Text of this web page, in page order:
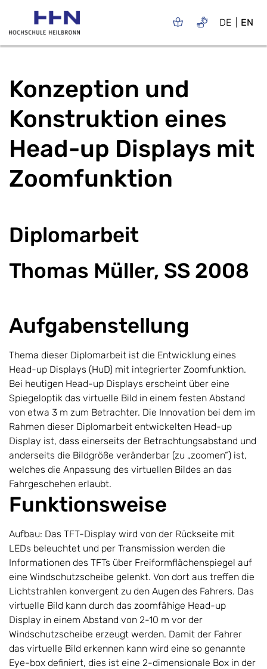
DE EN
Konzeption und
Konstruktion eines
Head-up Displays mit
Zoomfunktion
Diplomarbeit
Thomas Müller, SS 2008
Aufgabenstellung
Thema dieser Diplomarbeit ist die Entwicklung eines
Head-up Displays (HuD) mit integrierter Zoomfunktion.
Bei heutigen Head-up Displays erscheint über eine
Spiegeloptik das virtuelle Bild in einem festen Abstand
von etwa 3 m zum Betrachter. Die Innovation bei dem im
Rahmen dieser Diplomarbeit entwickelten Head-up
Display ist, dass einerseits der Betrachtungsabstand und
anderseits die Bildgröße veränderbar (zu „zoomen“) ist,
welches die Anpassung des virtuellen Bildes an das
Fahrgeschehen erlaubt.
Funktionsweise
Aufbau: Das TFT-Display wird von der Rückseite mit
LEDs beleuchtet und per Transmission werden die
Informationen des TFTs über Freiformflächenspiegel auf
eine Windschutzscheibe gelenkt. Von dort aus treffen die
Lichtstrahlen konvergent zu den Augen des Fahrers. Das
virtuelle Bild kann durch das zoomfähige Head-up
Display in einem Abstand von 2-10 m vor der
Windschutzscheibe erzeugt werden. Damit der Fahrer
das virtuelle Bild erkennen kann wird eine so genannte
Eye-box definiert, dies ist eine 2-dimensionale Box in der